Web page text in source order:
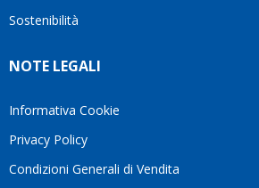
Sostenibilità
NOTE LEGALI
Informativa Cookie
Privacy Policy
Condizioni Generali di Vendita